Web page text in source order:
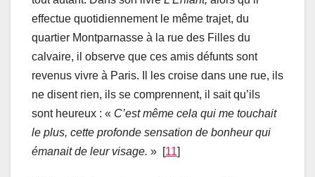
effectue quotidiennement le même trajet, du
quartier Montparnasse à la rue des Filles du
calvaire, il observe que ces amis défunts sont
revenus vivre à Paris. Il les croise dans une rue, ils
ne disent rien, ils se comprennent, il sait qu’ils
sont heureux : « C’est même cela qui me touchait
le plus, cette profonde sensation de bonheur qui
émanait de leur visage. » [11]